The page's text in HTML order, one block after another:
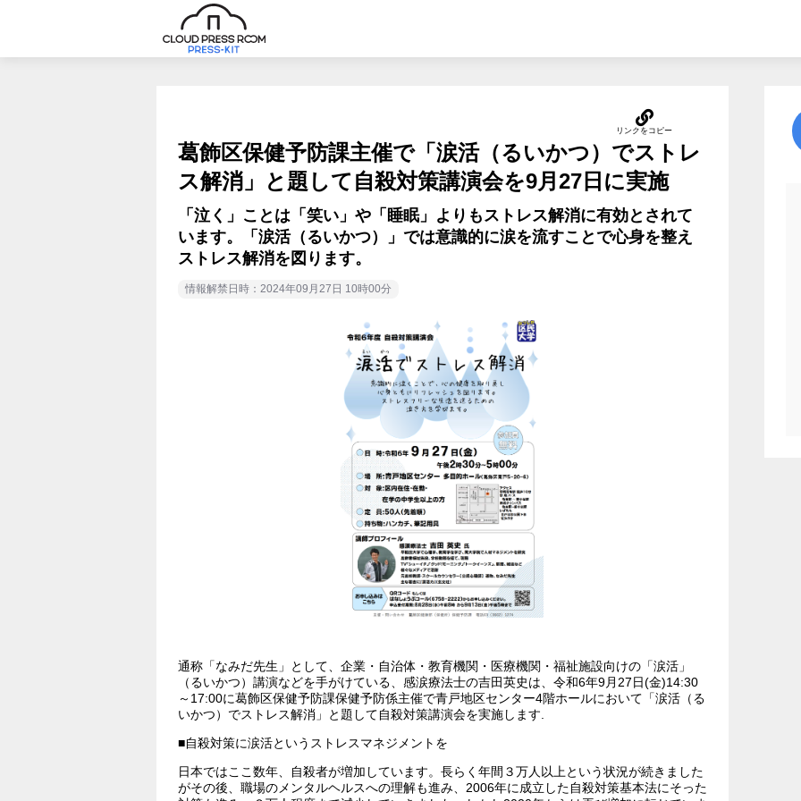
葛飾区保健予防課主催で「涙活（るいかつ）でストレ
ス解消」と題して自殺対策講演会を9月27日に実施
「泣く」ことは「笑い」や「睡眠」よりもストレス解消に有効とされて
います。「涙活（るいかつ）」では意識的に涙を流すことで心身を整え
ストレス解消を図ります。
情報解禁日時：2024年09月27日 10時00分
通称「なみだ先生」として、企業・自治体・教育機関・医療機関・福祉施設向けの「涙活」
（るいかつ）講演などを手がけている、感涙療法士の吉田英史は、令和6年9月27日(金)14:30
～17:00に葛飾区保健予防課保健予防係主催で青戸地区センター4階ホールにおいて「涙活（る
いかつ）でストレス解消」と題して自殺対策講演会を実施します.
■自殺対策に涙活というストレスマネジメントを
日本ではここ数年、自殺者が増加しています。長らく年間３万人以上という状況が続きました
がその後、職場のメンタルヘルスへの理解も進み、2006年に成立した自殺対策基本法にそった